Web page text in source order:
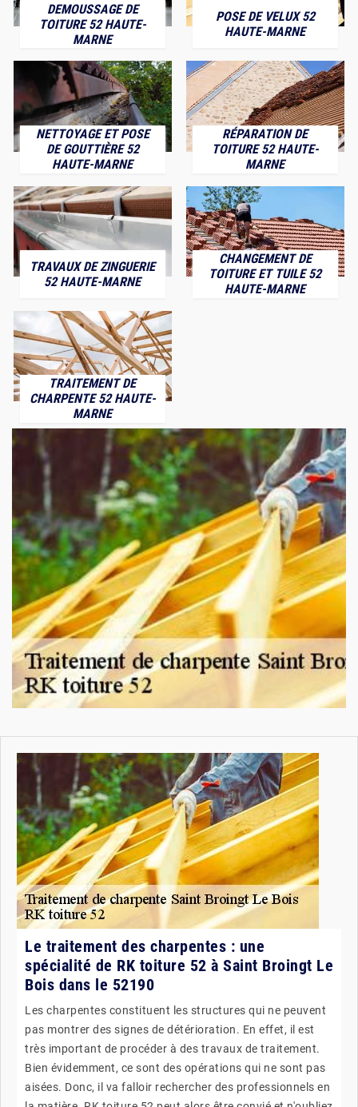
DEMOUSSAGE DE
TOITURE 52 HAUTE-
MARNE
POSE DE VELUX 52
HAUTE-MARNE
NETTOYAGE ET POSE
DE GOUTTIÈRE 52
HAUTE-MARNE
RÉPARATION DE
TOITURE 52 HAUTE-
MARNE
TRAVAUX DE ZINGUERIE
52 HAUTE-MARNE
CHANGEMENT DE
TOITURE ET TUILE 52
HAUTE-MARNE
TRAITEMENT DE
CHARPENTE 52 HAUTE-
MARNE
Le traitement des charpentes : une
spécialité de RK toiture 52 à Saint Broingt Le
Bois dans le 52190
Les charpentes constituent les structures qui ne peuvent
pas montrer des signes de détérioration. En effet, il est
très important de procéder à des travaux de traitement.
Bien évidemment, ce sont des opérations qui ne sont pas
aisées. Donc, il va falloir rechercher des professionnels en